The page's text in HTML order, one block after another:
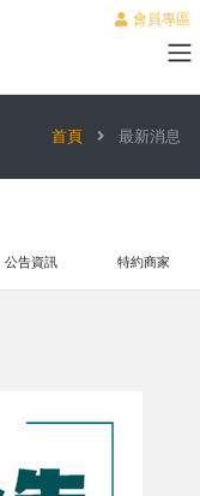
會員專區
首頁 最新消息
公告資訊 特約商家